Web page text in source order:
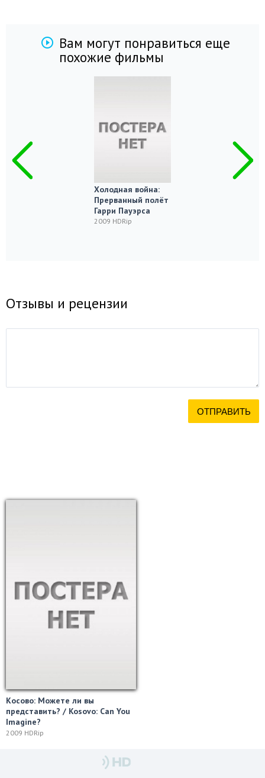
Вам могут понравиться еще
похожие фильмы
Холодная война:
Прерванный полёт
Гарри Пауэрса
2009 HDRip
Отзывы и рецензии
Косово: Можете ли вы
представить? / Kosovo: Can You
Imagine?
2009 HDRip